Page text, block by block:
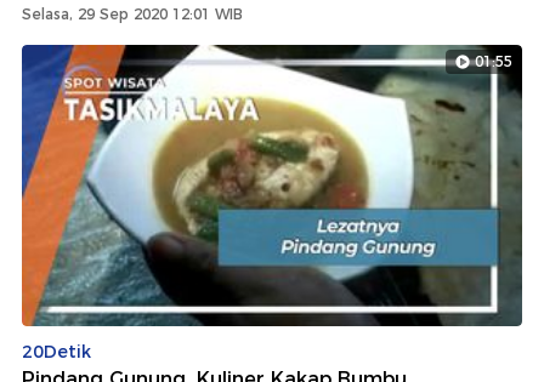
Selasa, 29 Sep 2020 12:01 WIB
01:55
20Detik